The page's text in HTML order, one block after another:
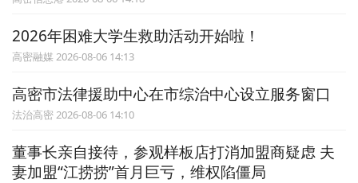
2026年困难大学生救助活动开始啦！
高密融媒 2026-08-06 14:13
高密市法律援助中心在市综治中心设立服务窗口
法治高密 2026-08-06 14:10
董事长亲自接待，参观样板店打消加盟商疑虑 夫
妻加盟“江捞捞”首月巨亏，维权陷僵局